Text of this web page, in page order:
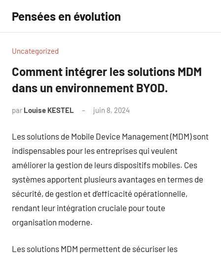
contenu
Pensées en évolution
Uncategorized
Comment intégrer les solutions MDM
dans un environnement BYOD.
par Louise KESTEL juin 8, 2024
Les solutions de Mobile Device Management (MDM) sont
indispensables pour les entreprises qui veulent
améliorer la gestion de leurs dispositifs mobiles. Ces
systèmes apportent plusieurs avantages en termes de
sécurité, de gestion et d’efficacité opérationnelle,
rendant leur intégration cruciale pour toute
organisation moderne.
Les solutions MDM permettent de sécuriser les